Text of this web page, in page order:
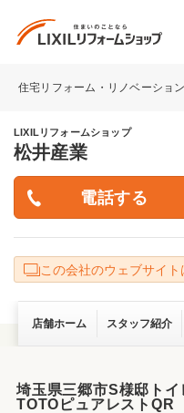
住宅リフォーム・リノベーショ
LIXILリフォームショップ
松井産業
この会社のウェブサイト
店舗ホーム スタッフ紹介
埼玉県三郷市S様邸トイ
TOTOピュアレストQR